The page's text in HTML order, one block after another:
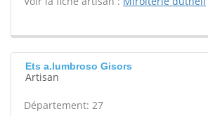
Ets a.lumbroso Gisors
Artisan
Département: 27